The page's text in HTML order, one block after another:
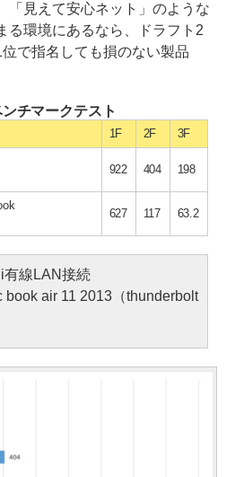
「見えて安心ネット」のような
る環境にあるなら、ドラフト2
で指名しても損のない製品
チマークテスト
1F 2F 3F
922 404 198
627 117 63.2
線LAN接続
air 11 2013（thunderbolt